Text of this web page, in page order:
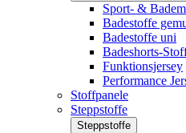
Sport- &
Badestoffe
Badestoffe uni
Badeshorts-
Funktionsjersey
Performance
Stoffpanele
Steppstoffe
Steppstoffe